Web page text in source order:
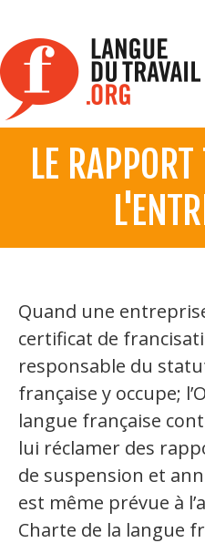
contenu
principal
À propos
Qui sommes-nous?
Historique
Information
Lois et jurisprudence
Organismes de la langue
Organismes de la langue
Publications
LE
Quand une
certificat de
responsable du
française y occupe;
langue française
lui réclamer des
de suspension et
est même prévue à
Charte de la langue